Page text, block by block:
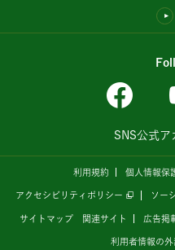
SNS公式ア
利用規約 個人情報保
アクセシビリティポリシー ソー
サイトマップ 関連サイト 広告掲
利用者情報の